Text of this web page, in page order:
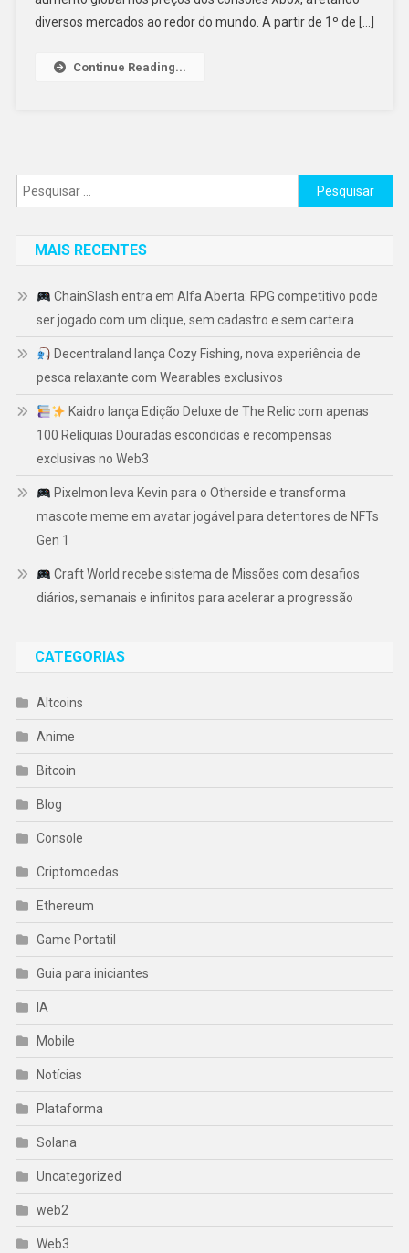
diversos mercados ao redor do mundo. A partir de 1º de […]
Continue Reading...
Pesquisar
por:
MAIS RECENTES
ChainSlash entra em Alfa Aberta: RPG competitivo pode
ser jogado com um clique, sem cadastro e sem carteira
Decentraland lança Cozy Fishing, nova experiência de
pesca relaxante com Wearables exclusivos
Kaidro lança Edição Deluxe de The Relic com apenas
100 Relíquias Douradas escondidas e recompensas
exclusivas no Web3
Pixelmon leva Kevin para o Otherside e transforma
mascote meme em avatar jogável para detentores de NFTs
Gen 1
Craft World recebe sistema de Missões com desafios
diários, semanais e infinitos para acelerar a progressão
CATEGORIAS
Altcoins
Anime
Bitcoin
Blog
Console
Criptomoedas
Ethereum
Game Portatil
Guia para iniciantes
IA
Mobile
Notícias
Plataforma
Solana
Uncategorized
web2
Web3